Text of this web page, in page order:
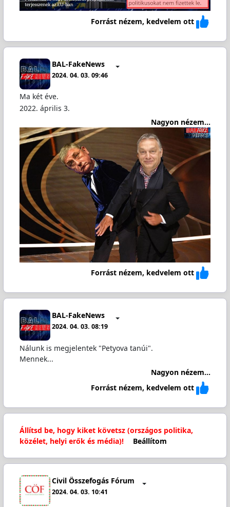
Forrást nézem, kedvelem ott
BAL-FakeNews
2024. 04. 03. 09:46
Ma két éve.
2022. április 3.
Nagyon nézem...
Forrást nézem, kedvelem ott
BAL-FakeNews
2024. 04. 03. 08:19
Nálunk is megjelentek "Petyova tanúi".
Mennek...
Nagyon nézem...
Forrást nézem, kedvelem ott
Állítsd be, hogy kiket követsz (országos politika,
közélet, helyi erők és média)!
Beállítom
Civil Összefogás Fórum
2024. 04. 03. 10:41